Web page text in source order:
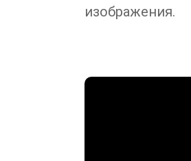
изображения.